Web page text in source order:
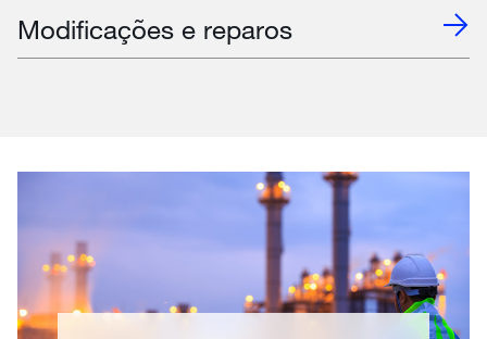
Modificações e reparos